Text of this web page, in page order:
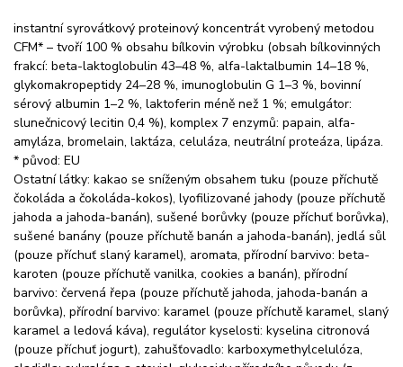
instantní syrovátkový proteinový koncentrát vyrobený metodou
CFM* – tvoří 100 % obsahu bílkovin výrobku (obsah bílkovinných
frakcí: beta-laktoglobulin 43–48 %, alfa-laktalbumin 14–18 %,
glykomakropeptidy 24–28 %, imunoglobulin G 1–3 %, bovinní
sérový albumin 1–2 %, laktoferin méně než 1 %; emulgátor:
slunečnicový lecitin 0,4 %), komplex 7 enzymů: papain, alfa-
amyláza, bromelain, laktáza, celuláza, neutrální proteáza, lipáza.
* původ: EU
Ostatní látky: kakao se sníženým obsahem tuku (pouze příchutě
čokoláda a čokoláda-kokos), lyofilizované jahody (pouze příchutě
jahoda a jahoda-banán), sušené borůvky (pouze příchuť borůvka),
sušené banány (pouze příchutě banán a jahoda-banán), jedlá sůl
(pouze příchuť slaný karamel), aromata, přírodní barvivo: beta-
karoten (pouze příchutě vanilka, cookies a banán), přírodní
barvivo: červená řepa (pouze příchutě jahoda, jahoda-banán a
borůvka), přírodní barvivo: karamel (pouze příchutě karamel, slaný
karamel a ledová káva), regulátor kyselosti: kyselina citronová
(pouze příchuť jogurt), zahušťovadlo: karboxymethylcelulóza,